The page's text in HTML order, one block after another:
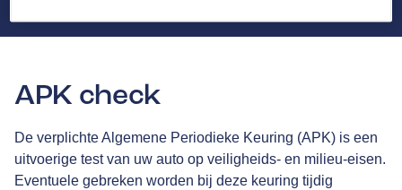
APK check
De verplichte Algemene Periodieke Keuring (APK) is een
uitvoerige test van uw auto op veiligheids- en milieu-eisen.
Eventuele gebreken worden bij deze keuring tijdig